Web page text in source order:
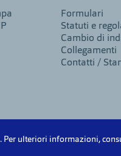
Formulari
Statuti e
Cambio di
Collegamenti
Contatti /
ulteriori informazioni,